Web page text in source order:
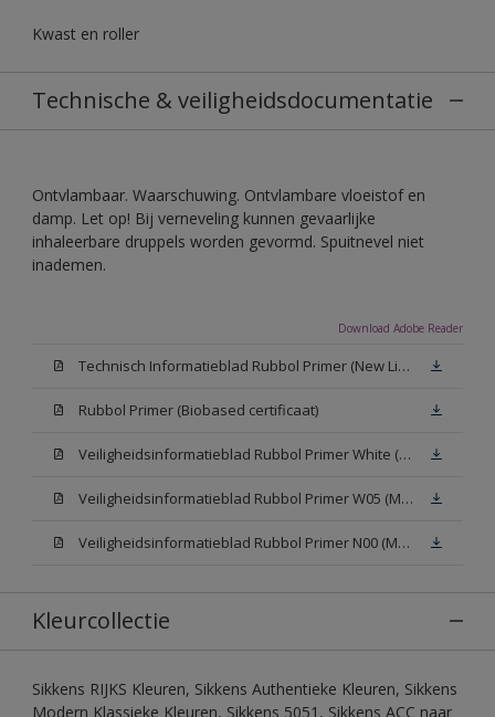
Kwast en roller
Technische & veiligheidsdocumentatie
Ontvlambaar. Waarschuwing. Ontvlambare vloeistof en
damp. Let op! Bij verneveling kunnen gevaarlijke
inhaleerbare druppels worden gevormd. Spuitnevel niet
inademen.
Download Adobe Reader
Technisch Informatieblad Rubbol Primer (New Livery) (PDF)
Rubbol Primer (Biobased certificaat)
Veiligheidsinformatieblad Rubbol Primer White (MSDS)
Veiligheidsinformatieblad Rubbol Primer W05 (MSDS)
Veiligheidsinformatieblad Rubbol Primer N00 (MSDS)
Kleurcollectie
Sikkens RIJKS Kleuren, Sikkens Authentieke Kleuren, Sikkens
Modern Klassieke Kleuren, Sikkens 5051, Sikkens ACC naar